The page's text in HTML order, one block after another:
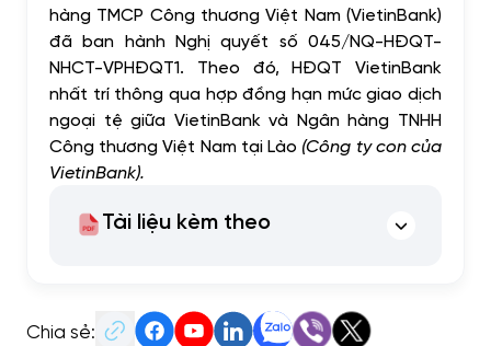
hàng TMCP Công thương Việt Nam (VietinBank)
đã ban hành Nghị quyết số 045/NQ-HĐQT-
NHCT-VPHĐQT1. Theo đó, HĐQT VietinBank
nhất trí thông qua hợp đồng hạn mức giao dịch
ngoại tệ giữa VietinBank và Ngân hàng TNHH
Công thương Việt Nam tại Lào (Công ty con của
VietinBank).
Tài liệu kèm theo
Chia sẻ: